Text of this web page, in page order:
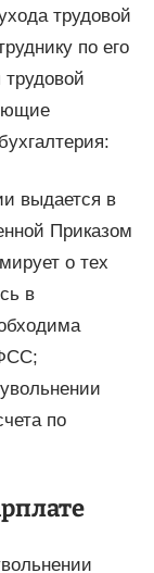
трудовой
по его
выдается в
Приказом
о тех
в
по